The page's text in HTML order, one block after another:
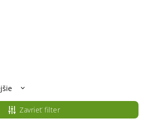
Zavrieť filter